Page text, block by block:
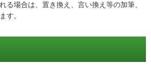
る場合は、置き換え、言い換え等の加筆、
す。